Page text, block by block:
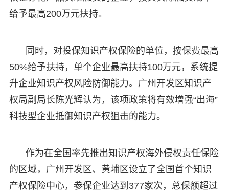
给予最高200万元扶持。
同时，对投保知识产权保险的单位，按保费最高
50%给予扶持，单个企业最高扶持100万元，系统提
升企业知识产权风险防御能力。广州开发区知识产
权局副局长陈光辉认为，该项政策将有效增强“出海”
科技型企业抵御知识产权狙击的能力。
作为在全国率先推出知识产权海外侵权责任保险
的区域，广州开发区、黄埔区设立了全国首个知识
产权保险中心，参保企业达到377家次，总保额超过